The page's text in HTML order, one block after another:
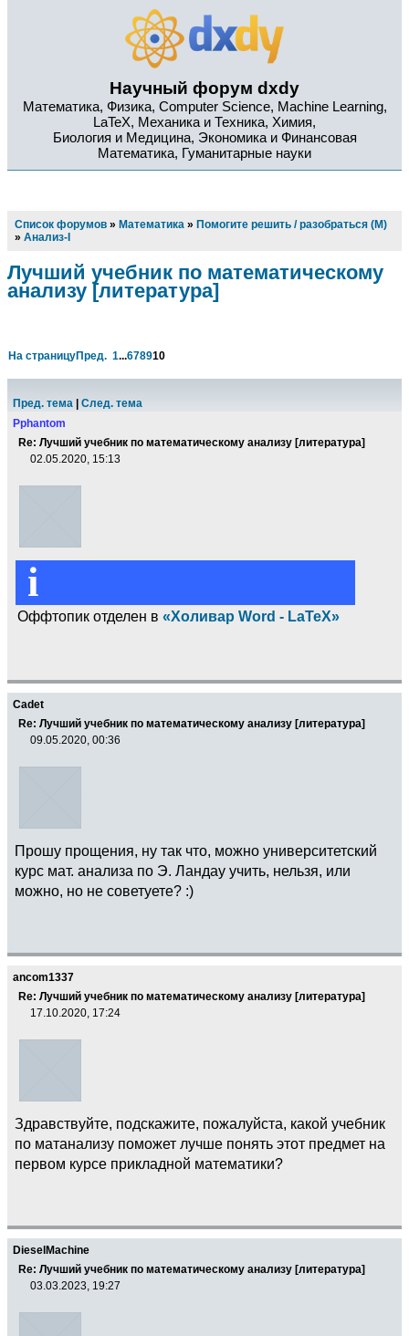
Научный форум dxdy
Математика, Физика, Computer Science, Machine Learning,
LaTeX, Механика и Техника, Химия,
Биология и Медицина, Экономика и Финансовая
Математика, Гуманитарные науки
Список форумов » Математика » Помогите решить / разобраться (М)
» Анализ-I
Лучший учебник по математическому
анализу [литература]
На страницуПред. 1...678910
Пред. тема
След. тема
Pphantom
Re: Лучший учебник по математическому анализу [литература]
02.05.2020, 15:13
i
Оффтопик отделен в «Холивар Word - LaTeX»
Cadet
Re: Лучший учебник по математическому анализу [литература]
09.05.2020, 00:36
Прошу прощения, ну так что, можно университетский
курс мат. анализа по Э. Ландау учить, нельзя, или
можно, но не советуете? :)
ancom1337
Re: Лучший учебник по математическому анализу [литература]
17.10.2020, 17:24
Здравствуйте, подскажите, пожалуйста, какой учебник
по матанализу поможет лучше понять этот предмет на
первом курсе прикладной математики?
DieselMachine
Re: Лучший учебник по математическому анализу [литература]
03.03.2023, 19:27